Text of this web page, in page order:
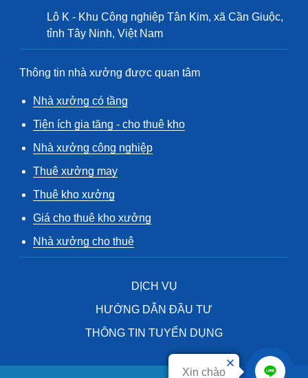
Xin chào
Lô K - Khu Công nghiệp Tân Kim, xã Cần Giuộc,
tỉnh Tây Ninh, Việt Nam
Thông tin nhà xưởng được quan tâm
Nhà xưởng có tầng
Tiện ích gia tăng - cho thuê kho
Nhà xưởng công nghiệp
Thuê xưởng may
Thuê kho xưởng
Giá cho thuê kho xưởng
Nhà xưởng cho thuê
DỊCH VỤ
HƯỚNG DẪN ĐẦU TƯ
THÔNG TIN TUYỂN DỤNG